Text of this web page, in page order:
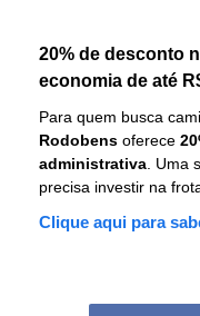
20% de desconto
economia de até
Para quem busca
Rodobens oferece
administrativa . Uma
precisa investir na
Clique aqui para